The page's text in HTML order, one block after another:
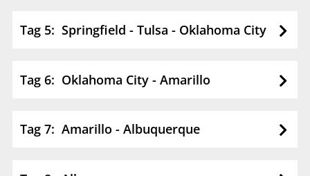
Tag 5: Springfield - Tulsa - Oklahoma City
Tag 6: Oklahoma City - Amarillo
Tag 7: Amarillo - Albuquerque